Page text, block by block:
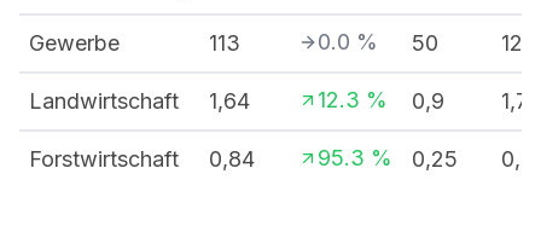
Gewerbe 113 0.0 % 50 120
Landwirtschaft 1,64 12.3 % 0,9 1,7
Forstwirtschaft 0,84 95.3 % 0,25 0,9